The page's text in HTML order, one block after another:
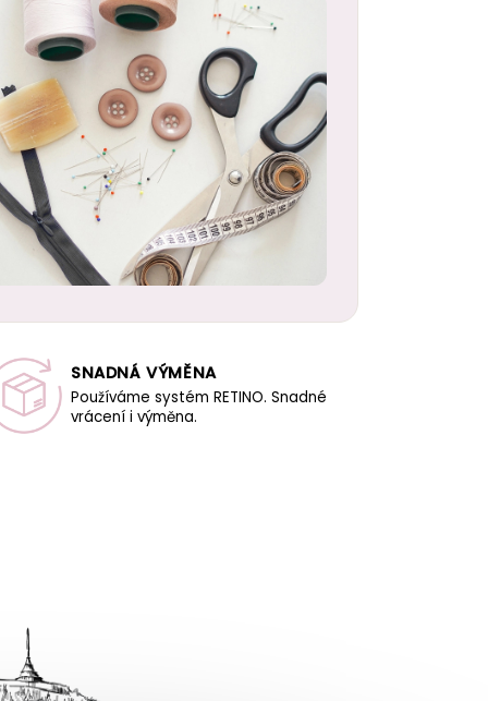
SNADNÁ VÝMĚNA
Používáme systém RETINO. Snadné
vrácení i výměna.